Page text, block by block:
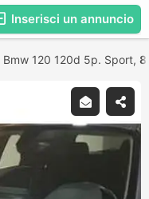
Inserisci un annuncio
Bmw 120 120d 5p. Sport,